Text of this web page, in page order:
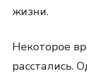
жизни.
Некоторое
расстались.